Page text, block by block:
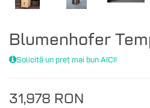
Blumenhofer
Solicită un preț mai bun AICI!
31,978 RON